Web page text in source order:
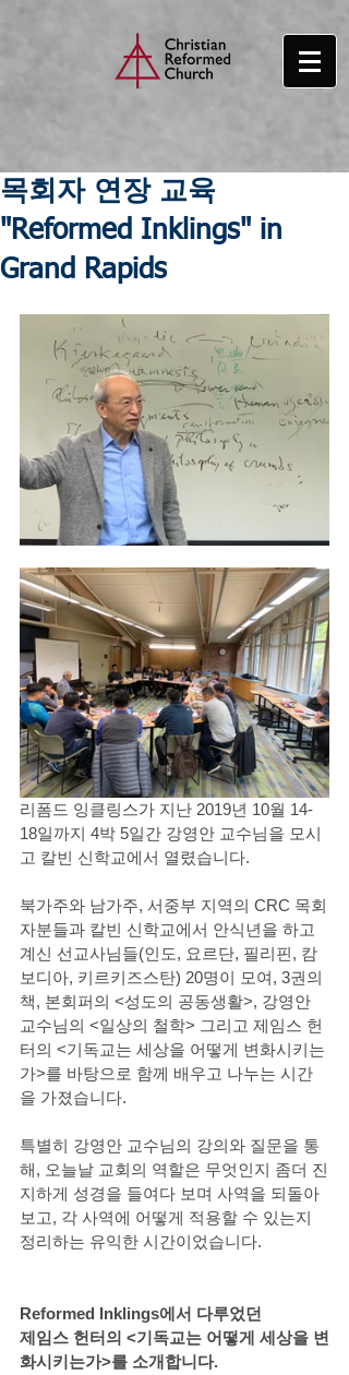
목회자 연장 교육
"Reformed Inklings" in
Grand Rapids
리폼드 잉클링스가 지난 2019년 10월 14-
18일까지 4박 5일간 강영안 교수님을 모시
고 칼빈 신학교에서 열렸습니다.
북가주와 남가주, 서중부 지역의 CRC 목회
자분들과 칼빈 신학교에서 안식년을 하고
계신 선교사님들(인도, 요르단, 필리핀, 캄
보디아, 키르키즈스탄) 20명이 모여, 3권의
책, 본회퍼의 <성도의 공동생활>, 강영안
교수님의 <일상의 철학> 그리고 제임스 헌
터의 <기독교는 세상을 어떻게 변화시키는
가>를 바탕으로 함께 배우고 나누는 시간
을 가졌습니다.
특별히 강영안 교수님의 강의와 질문을 통
해, 오늘날 교회의 역할은 무엇인지 좀더 진
지하게 성경을 들여다 보며 사역을 되돌아
보고, 각 사역에 어떻게 적용할 수 있는지
정리하는 유익한 시간이었습니다.
Reformed Inklings에서 다루었던
제임스 헌터의 <기독교는 어떻게 세상을 변
화시키는가>를 소개합니다.